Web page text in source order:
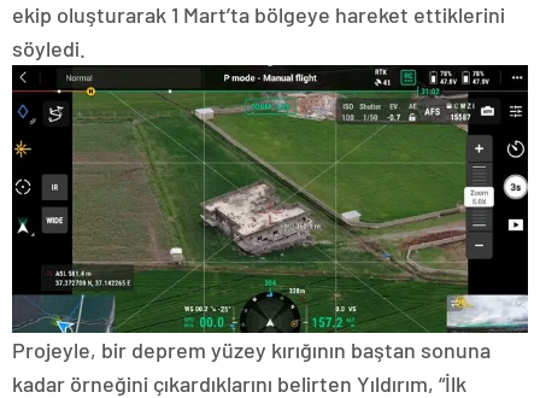
ekip oluşturarak 1 Mart’ta bölgeye hareket ettiklerini
söyledi.
Projeyle, bir deprem yüzey kırığının baştan sonuna
kadar örneğini çıkardıklarını belirten Yıldırım, “İlk